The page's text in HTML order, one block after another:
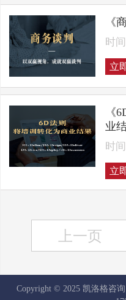
《
时间
立
《
业
时间
立
上一页
Copyright © 2025 凯洛格咨